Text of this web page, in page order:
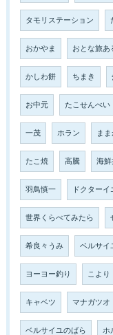
タモリステーション
おかやま おとな旅あ
かしわ餅 ちまき
お中元 たこせんべい
一茂 ホラン まま
たこ焼 高騰 海鮮
羽鳥慎一 ドクターイ
世界くらべてみたら
希良々うみ ベルサイ
ヨーヨー釣り こより
キャベツ マナガツオ
ベルサイユのばら ホ